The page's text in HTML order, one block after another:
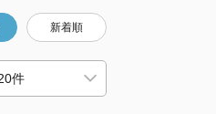
新着順